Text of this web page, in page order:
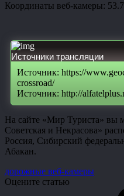
Координаты веб-камеры:
Источники трансляции
Источник: https://
crossroad/
Источник: http://
На сайте «Мир Туриста» вы
Советская и Некрасова»
Россия, Сибирский
Абакан.
дорожные веб-камеры
Оцените статью